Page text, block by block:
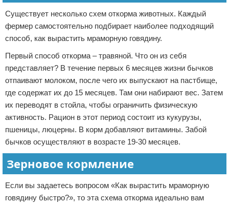
Существует несколько схем откорма животных. Каждый
фермер самостоятельно подбирает наиболее подходящий
способ, как вырастить мраморную говядину.
Первый способ откорма – травяной. Что он из себя
представляет? В течение первых 6 месяцев жизни бычков
отпаивают молоком, после чего их выпускают на пастбище,
где содержат их до 15 месяцев. Там они набирают вес. Затем
их переводят в стойла, чтобы ограничить физическую
активность. Рацион в этот период состоит из кукурузы,
пшеницы, люцерны. В корм добавляют витамины. Забой
бычков осуществляют в возрасте 19-30 месяцев.
Зерновое кормление
Если вы задаетесь вопросом «Как вырастить мраморную
говядину быстро?», то эта схема откорма идеально вам